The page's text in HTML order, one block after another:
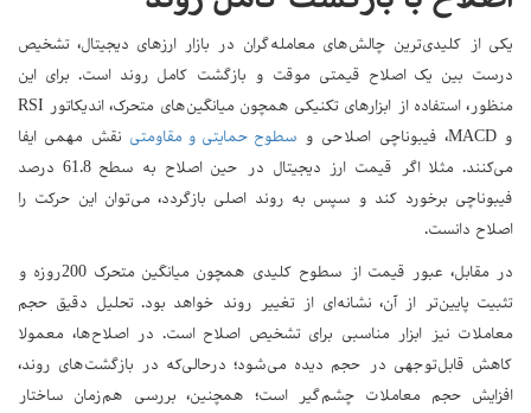
یکی از کلیدی‌ترین چالش‌های معامله‌گران در بازار ارزهای دیجیتال، تشخیص
درست بین یک اصلاح قیمتی موقت و بازگشت کامل روند است. برای این
منظور، استفاده از ابزارهای تکنیکی همچون میانگین‌های متحرک، اندیکاتور RSI
و MACD، فیبوناچی اصلاحی و
سطوح حمایتی و مقاومتی نقش مهمی ایفا
می‌کنند. مثلا اگر قیمت ارز دیجیتال در حین اصلاح به سطح 61.8 درصد
فیبوناچی برخورد کند و سپس به روند اصلی بازگردد، می‌توان این حرکت را
اصلاح دانست.
در مقابل، عبور قیمت از سطوح کلیدی همچون میانگین متحرک 200روزه و
تثبیت پایین‌تر از آن، نشانه‌ای از تغییر روند خواهد بود. تحلیل دقیق حجم
معاملات نیز ابزار مناسبی برای تشخیص اصلاح است. در اصلاح‌ها، معمولا
کاهش قابل‌توجهی در حجم دیده می‌شود؛ درحالی‌که در بازگشت‌های روند،
افزایش حجم معاملات چشم‌گیر است؛ همچنین، بررسی هم‌زمان ساختار